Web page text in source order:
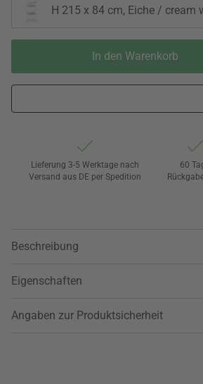
H 215 x 84 cm, Eiche / cream
In den Warenkorb
Lieferung 3-5 Werktage nach
Versand aus DE per Spedition
60
Beschreibung
Eigenschaften
Angaben zur Produktsicherheit